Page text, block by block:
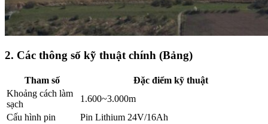
2. Các thông số kỹ thuật chính (Bảng)
Tham số
Đặc điểm kỹ thuật
Khoảng cách làm
sạch
1.600~3.000m
Cấu hình pin
Pin Lithium 24V/16Ah